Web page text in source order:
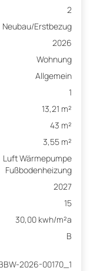
2
Neubau/Erstbezug
2026
Wohnung
Allgemein
1
13,21 m²
43 m²
3,55 m²
Luft Wärmepumpe
Fußbodenheizung
2027
15
30,00 kwh/m²a
B
2026-00170_1